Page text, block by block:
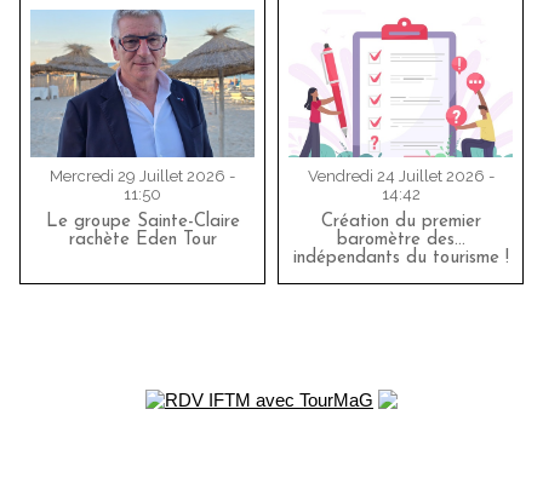
Mercredi 29 Juillet 2026 -
11:50
Le groupe Sainte-Claire
rachète Eden Tour
Vendredi 24 Juillet 2026 -
14:42
Création du premier
baromètre des…
indépendants du tourisme !